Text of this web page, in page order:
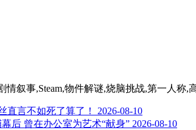
叙事,Steam,物件解谜,烧脑挑战,第一人称
直言不如死了算了！
2026-08-10
后 曾在办公室为艺术“献身” 2026-08-10